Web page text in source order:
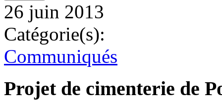
26 juin 2013
Catégorie(s):
Communiqués
Projet de cimenterie de